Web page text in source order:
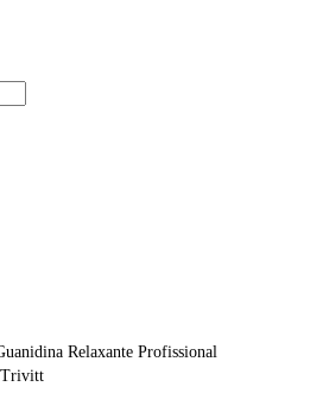
Relaxante Profissional
Trivitt